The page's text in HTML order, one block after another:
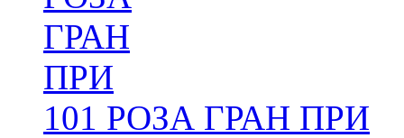
101 РОЗА ГРАН ПРИ